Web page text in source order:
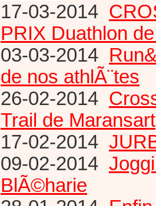
17-03-2014
PRIX Duathlon
03-03-2014
de nos athlÃ¨tes
26-02-2014
Trail de Maransart
17-02-2014
09-02-2014
BlÃ©harie